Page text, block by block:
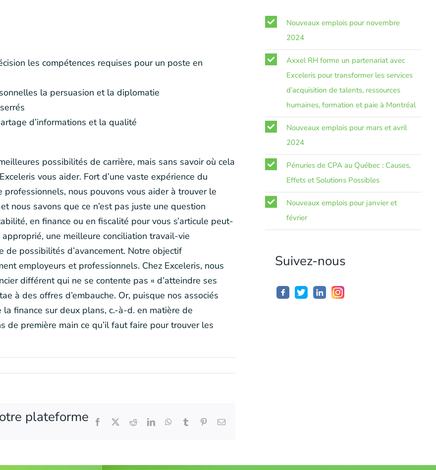
les compétences requises pour un poste en
la persuasion et la diplomatie
d’informations et la qualité
possibilités de carrière, mais sans savoir où cela
vous aider. Fort d’une vaste expérience du
professionnels, nous pouvons vous aider à trouver le
nous savons que ce n’est pas juste une question
en finance ou en fiscalité pour vous s’articule peut-
une meilleure conciliation travail-vie
possibilités d’avancement. Notre objectif
employeurs et professionnels. Chez Exceleris, nous
différent qui ne se contente pas « d’atteindre ses
à des offres d’embauche. Or, puisque nos associés
finance sur deux plans, c.-à-d. en matière de
de première main ce qu’il faut faire pour trouver les
plateforme Facebook
X RedditLinkedInWhatsApp
TumblrPinterestEmail
Nouveaux emplois pour novembre
2024
Axxel RH forme un partenariat avec
Exceleris pour transformer les services
d’acquisition de talents, ressources
humaines, formation et paie à Montréal
Nouveaux emplois pour mars et avril
2024
Pénuries de CPA au Québec : Causes,
Effets et Solutions Possibles
Nouveaux emplois pour janvier et
février
Suivez-nous